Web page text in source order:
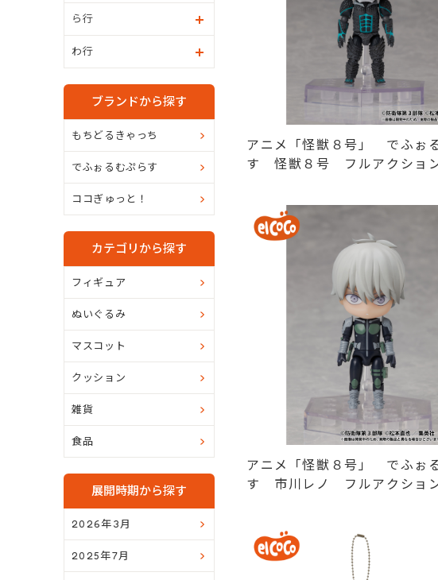
アニメ「怪獣８号」 でふぉ
す 怪獣８号 フルアクション
アニメ「怪獣８号」 でふぉ
す 市川レノ フルアクション
ら行
わ行
ブランドから探す
もちどるきゃっち
でふぉるむぷらす
ココぎゅっと！
カテゴリから探す
フィギュア
ぬいぐるみ
マスコット
クッション
雑貨
食品
展開時期から探す
2026年3月
2025年7月